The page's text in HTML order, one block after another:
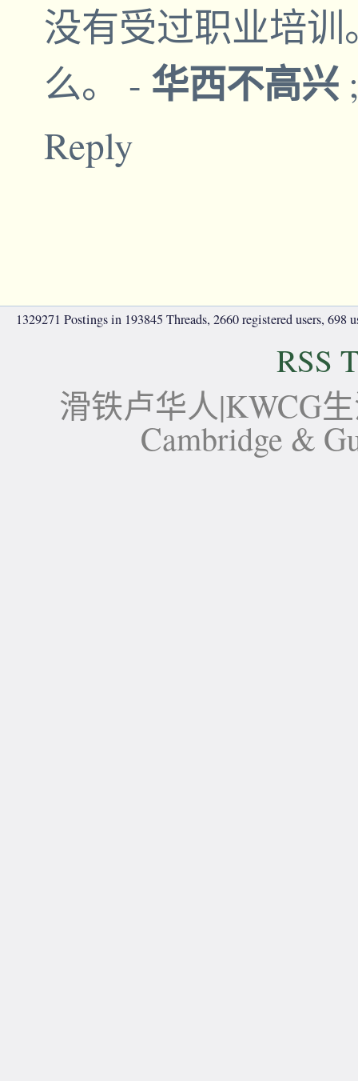
没有受过职业培
么。 - 华西不高兴
Reply
1329271 Postings in 193845 Threads, 2660 registered users, 698
RSS
滑铁卢华人|KWCG
Cambridge &